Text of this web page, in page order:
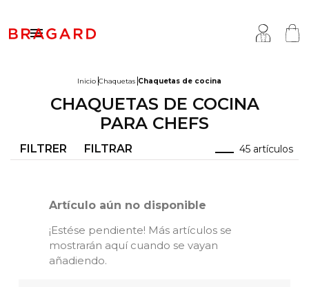

de quesero
& Pastelería
hacer
del grupo
Inicio Chaquetas Chaquetas de cocina
CHAQUETAS DE COCINA
PARA CHEFS
FILTRER FILTRAR 45 artículos
Artículo aún no disponible
¡Estése pendiente! Más artículos se
mostrarán aquí cuando se vayan
añadiendo.